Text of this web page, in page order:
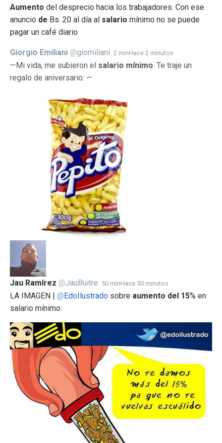
Aumento del desprecio hacia los trabajadores. Con ese
anuncio de Bs. 20 al día al salario mínimo no se puede
pagar un café diario
Giorgio Emiliani @giomiliani 2 minHace 2 minutos
—Mi vida, me subieron el salario mínimo. Te traje un
regalo de aniversario: —
Jau Ramírez @JauBuitre 50 minHace 50 minutos
LA IMAGEN | @EdoIlustrado sobre aumento del 15% en
salario mínimo.